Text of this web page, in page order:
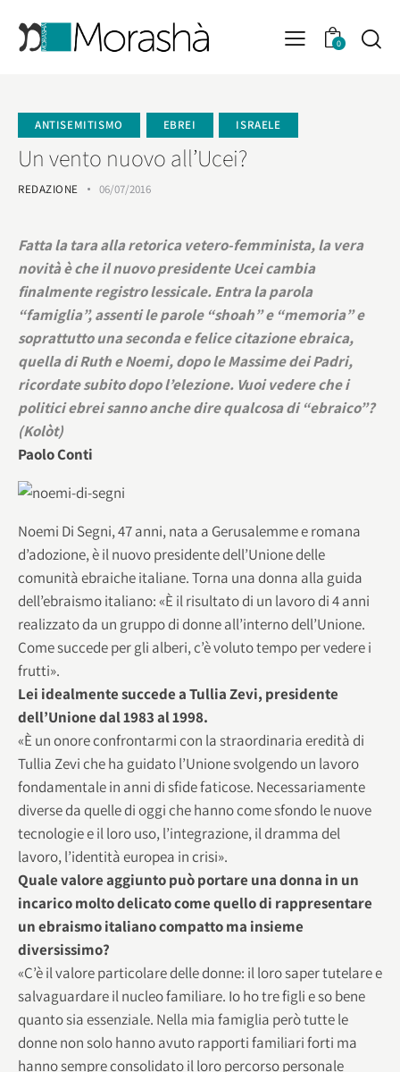
0
ANTISEMITISMO EBREI ISRAELE
Un vento nuovo all’Ucei?
REDAZIONE 06/07/2016
Fatta la tara alla retorica vetero-femminista, la vera
novità è che il nuovo presidente Ucei cambia
finalmente registro lessicale. Entra la parola
“famiglia”, assenti le parole “shoah” e “memoria” e
soprattutto una seconda e felice citazione ebraica,
quella di Ruth e Noemi, dopo le Massime dei Padri,
ricordate subito dopo l’elezione. Vuoi vedere che i
politici ebrei sanno anche dire qualcosa di “ebraico”?
(Kolòt)
Paolo Conti
Noemi Di Segni, 47 anni, nata a Gerusalemme e romana
d’adozione, è il nuovo presidente dell’Unione delle
comunità ebraiche italiane. Torna una donna alla guida
dell’ebraismo italiano: «È il risultato di un lavoro di 4 anni
realizzato da un gruppo di donne all’interno dell’Unione.
Come succede per gli alberi, c’è voluto tempo per vedere i
frutti».
Lei idealmente succede a Tullia Zevi, presidente
dell’Unione dal 1983 al 1998.
«È un onore confrontarmi con la straordinaria eredità di
Tullia Zevi che ha guidato l’Unione svolgendo un lavoro
fondamentale in anni di sfide faticose. Necessariamente
diverse da quelle di oggi che hanno come sfondo le nuove
tecnologie e il loro uso, l’integrazione, il dramma del
lavoro, l’identità europea in crisi».
Quale valore aggiunto può portare una donna in un
incarico molto delicato come quello di rappresentare
un ebraismo italiano compatto ma insieme
diversissimo?
«C’è il valore particolare delle donne: il loro saper tutelare e
salvaguardare il nucleo familiare. Io ho tre figli e so bene
quanto sia essenziale. Nella mia famiglia però tutte le
donne non solo hanno avuto rapporti familiari forti ma
hanno sempre consolidato il loro percorso personale